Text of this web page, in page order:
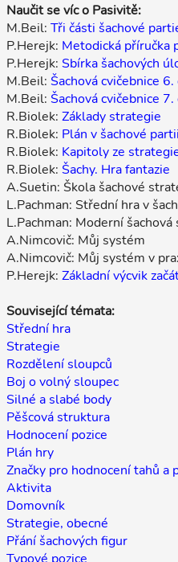
Naučit se víc o Pasivitě:
M.Beil: Tři části šachové
P.Herejk: Metodická příručka
P.Herejk: Sbírka šachových
M.Beil: Šachová cvičebnice
M.Beil: Šachová cvičebnice
R.Biolek: Základy strategie
R.Biolek: Plán v šachové partii
R.Biolek: Kapitoly ze
R.Biolek: Šachy. Hra fantazie
A.Suetin: Škola šachové
L.Pachman: Střední hra v
L.Pachman: Moderní
A.Nimcovič: Můj systém
A.Nimcovič: Můj systém v
P.Herejk: Základní výcvik
Související témata:
Střední hra
Strategie
Rozdělení sloupců
Boj o volný sloupec
Silné a slabé body
Pěšcová struktura
Hodnocení pozice
Plán hry
Značky pro hodnocení tahů a
Aktivita
Domovník
Strategie, obecné
Přání šachových figur